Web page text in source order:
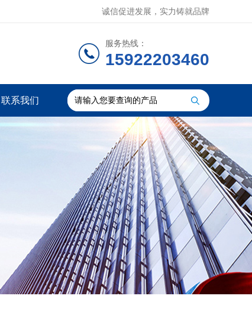
诚信促进发展，实力铸就品牌
服务热线：
15922203460
联系我们